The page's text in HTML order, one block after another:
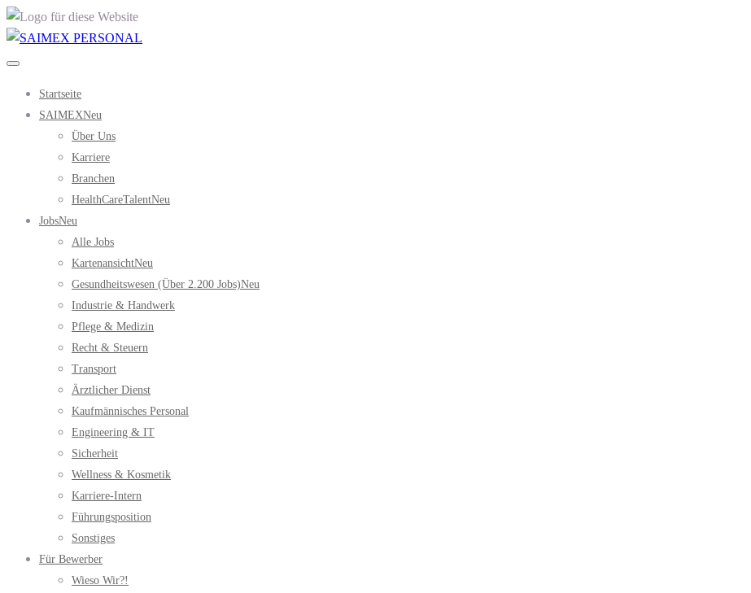
Startseite
SAIMEXNeu
Über Uns
Karriere
Branchen
HealthCareTalentNeu
JobsNeu
Alle Jobs
KartenansichtNeu
Gesundheitswesen (über 2.200 Jobs)Neu
Industrie & Handwerk
Pflege & Medizin
Recht & Steuern
Transport
Ärztlicher Dienst
Kaufmännisches Personal
Engineering & IT
Sicherheit
Wellness & Kosmetik
Karriere-Intern
Führungsposition
Sonstiges
Für Bewerber
Wieso Wir?!